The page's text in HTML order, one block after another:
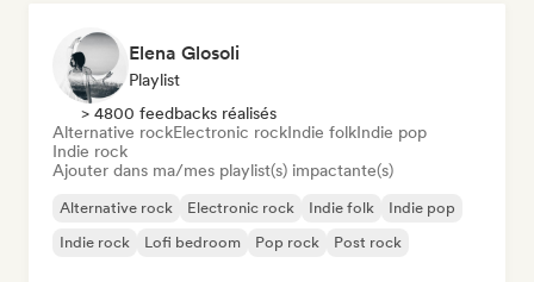
Elena Glosoli
Playlist
> 4800 feedbacks réalisés
Alternative rockElectronic rockIndie folkIndie pop
Indie rock
Ajouter dans ma/mes playlist(s) impactante(s)
Alternative rock Electronic rock Indie folk
Indie pop
Indie rock
Lofi bedroom Pop rock Post rock